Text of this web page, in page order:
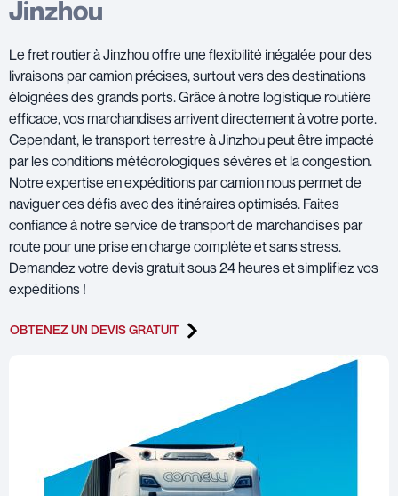
Jinzhou
Le fret routier à Jinzhou offre une flexibilité inégalée pour des
livraisons par camion précises, surtout vers des destinations
éloignées des grands ports. Grâce à notre logistique routière
efficace, vos marchandises arrivent directement à votre porte.
Cependant, le transport terrestre à Jinzhou peut être impacté
par les conditions météorologiques sévères et la congestion.
Notre expertise en expéditions par camion nous permet de
naviguer ces défis avec des itinéraires optimisés. Faites
confiance à notre service de transport de marchandises par
route pour une prise en charge complète et sans stress.
Demandez votre devis gratuit sous 24 heures et simplifiez vos
expéditions !
OBTENEZ UN DEVIS GRATUIT